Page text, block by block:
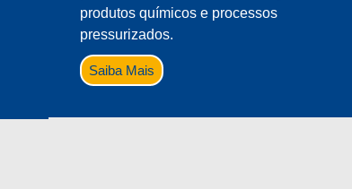
produtos químicos e processos
pressurizados.
Saiba Mais